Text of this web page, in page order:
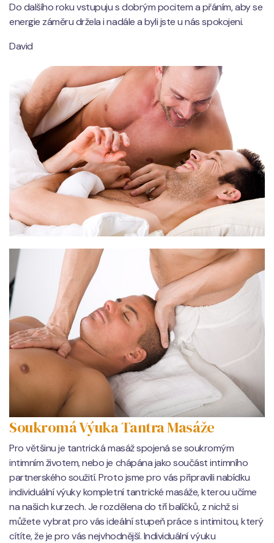
Do dalšího roku vstupuju s dobrým pocitem a přáním, aby se
energie záměru držela i nadále a byli jste u nás spokojeni.
David
Soukromá Výuka Tantra Masáže
Pro většinu je tantrická masáž spojená se soukromým
intimním životem, nebo je chápána jako součást intimního
partnerského soužití. Proto jsme pro vás připravili nabídku
individuální výuky kompletní tantrické masáže, kterou učíme
na našich kurzech. Je rozdělena do tří balíčků, z nichž si
můžete vybrat pro vás ideální stupeň práce s intimitou, který
cítíte, že je pro vás nejvhodnější. Individuální výuku